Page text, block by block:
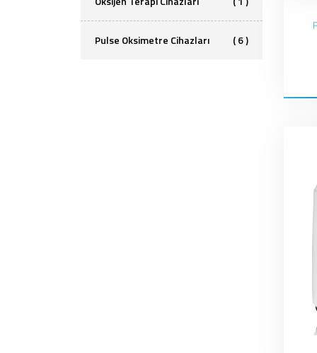
Pulse Oksimetre Cihazları ( 6 )